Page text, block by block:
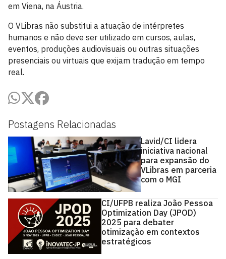
Postagens Relacionadas
Lavid/CI lidera
iniciativa nacional
para expansão do
VLibras em parceria
com o MGI
CI/UFPB realiza João Pessoa
Optimization Day (JPOD)
2025 para debater
otimização em contextos
estratégicos
em Viena, na Áustria.
O VLibras não substitui a atuação de intérpretes
humanos e não deve ser utilizado em cursos, aulas,
eventos, produções audiovisuais ou outras situações
presenciais ou virtuais que exijam tradução em tempo
real.